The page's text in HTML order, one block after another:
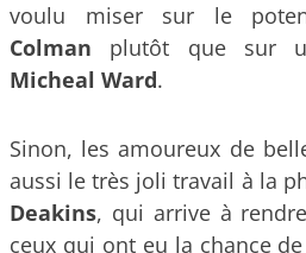
voulu miser sur le
Colman plutôt que sur
Micheal Ward.
Sinon, les amoureux de
aussi le très joli travail à la
Deakins, qui arrive à
ceux qui ont eu la chance